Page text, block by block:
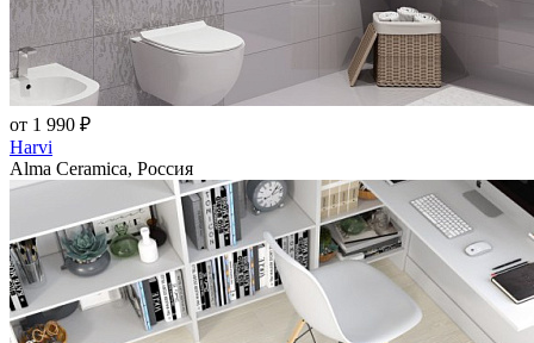
от 1 990 ₽
Harvi
Alma Ceramica, Россия